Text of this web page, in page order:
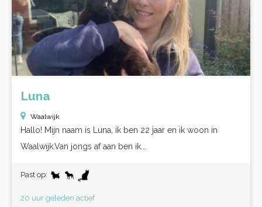
Luna
Waalwijk
Hallo! Mijn naam is Luna, ik ben 22 jaar en ik woon in
Waalwijk.Van jongs af aan ben ik...
Past op:
20 uur geleden actief